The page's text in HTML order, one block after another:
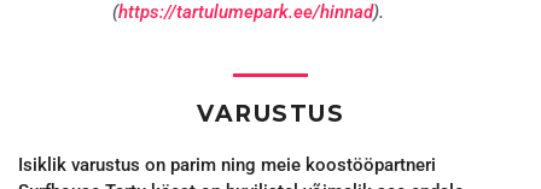
(https://tartulumepark.ee/hinnad).
VARUSTUS
Isiklik varustus on parim ning meie koostööpartneri